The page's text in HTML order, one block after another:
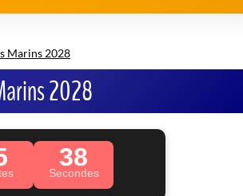
Marins 2028
2028
36
Secondes